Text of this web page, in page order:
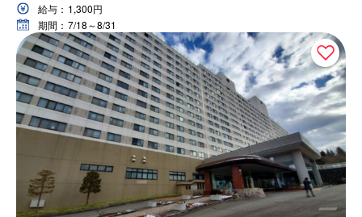
給与： 1,300円
期間： 7/18～8/31